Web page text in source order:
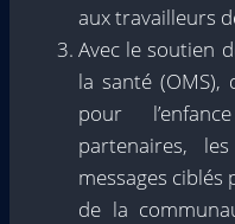
aux travailleurs
Avec le soutien
la santé (OMS),
pour
partenaires,
messages ciblés
de la